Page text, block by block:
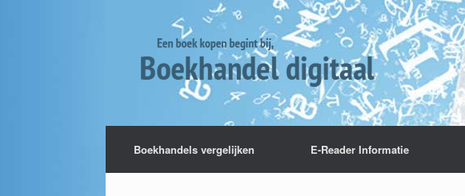
Boekhandels vergelijken E-Reader Informatie